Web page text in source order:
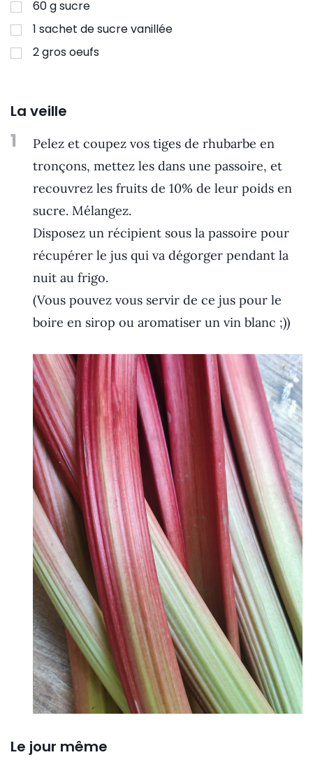
60gsucre
1 sachet de sucre vanillée
2gros oeufs
La veille
1
Pelez et coupez vos tiges de rhubarbe en
tronçons, mettez les dans une passoire, et
recouvrez les fruits de 10% de leur poids en
sucre. Mélangez.
Disposez un récipient sous la passoire pour
récupérer le jus qui va dégorger pendant la
nuit au frigo.
(Vous pouvez vous servir de ce jus pour le
boire en sirop ou aromatiser un vin blanc ;))
Le jour même